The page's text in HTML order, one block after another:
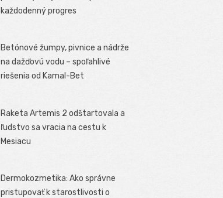
každodenný progres
Betónové žumpy, pivnice a nádrže
na dažďovú vodu – spoľahlivé
riešenia od Kamal-Bet
Raketa Artemis 2 odštartovala a
ľudstvo sa vracia na cestu k
Mesiacu
Dermokozmetika: Ako správne
pristupovať k starostlivosti o